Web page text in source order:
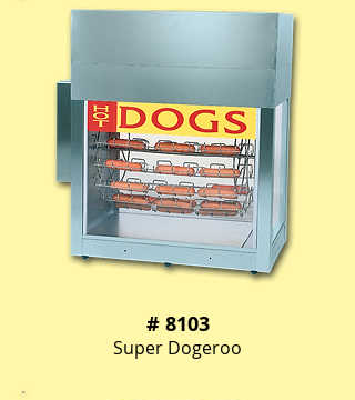
# 8103
Super Dogeroo